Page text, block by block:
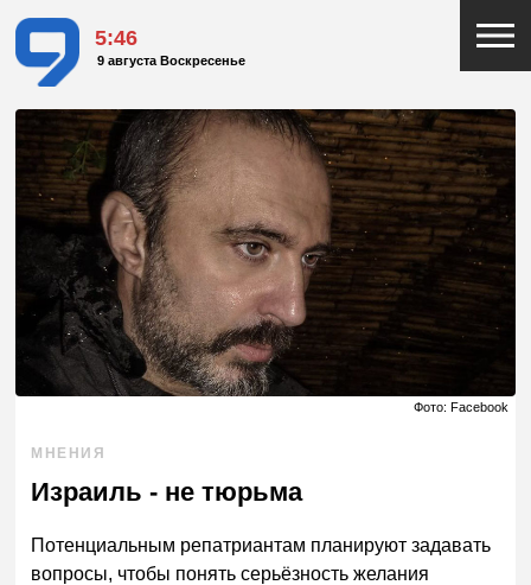
5:46
9 августа Воскресенье
Фото: Facebook
МНЕНИЯ
Израиль - не тюрьма
Потенциальным репатриантам планируют задавать
вопросы, чтобы понять серьёзность желания